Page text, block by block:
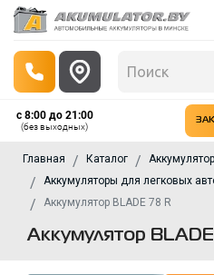
с 8:00 до 21:00
(без выходных)
Главная Каталог
Аккумуляторы для легковых
Аккумулятор BLADE 78 R
Аккумулятор